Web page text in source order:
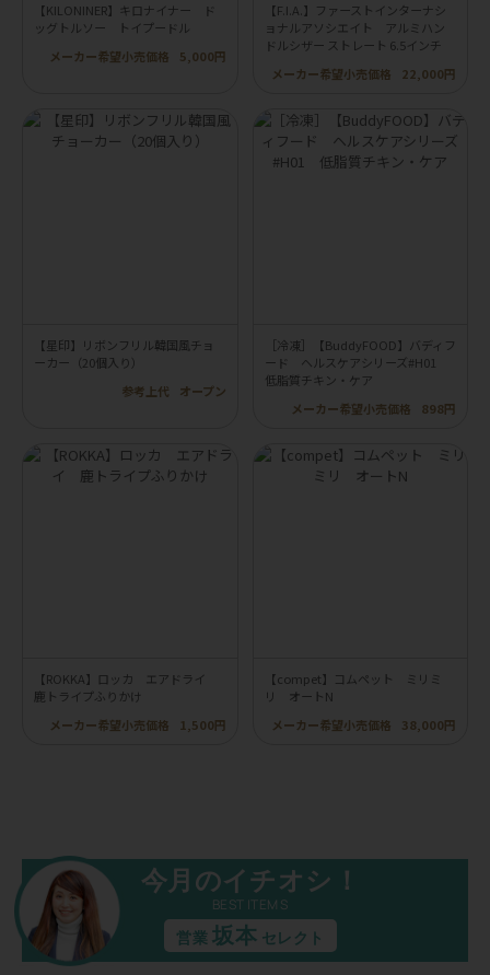
【KILONINER】キロナイナー ド
ッグトルソー トイプードル
メーカー希望小売価格
5,000円
【F.I.A.】ファーストインターナシ
ョナルアソシエイト アルミハン
ドルシザー ストレート 6.5インチ
メーカー希望小売価格
22,000円
【星印】リボンフリル韓国風チョ
ーカー（20個入り）
参考上代
オープン
［冷凍］【BuddyFOOD】バディフ
ード ヘルスケアシリーズ#H01
低脂質チキン・ケア
メーカー希望小売価格
898円
【ROKKA】ロッカ エアドライ
鹿トライプふりかけ
メーカー希望小売価格
1,500円
【compet】コムペット ミリミ
リ オートN
メーカー希望小売価格
38,000円
今月のイチオシ！
BEST ITEMS
営業 坂本 セレクト